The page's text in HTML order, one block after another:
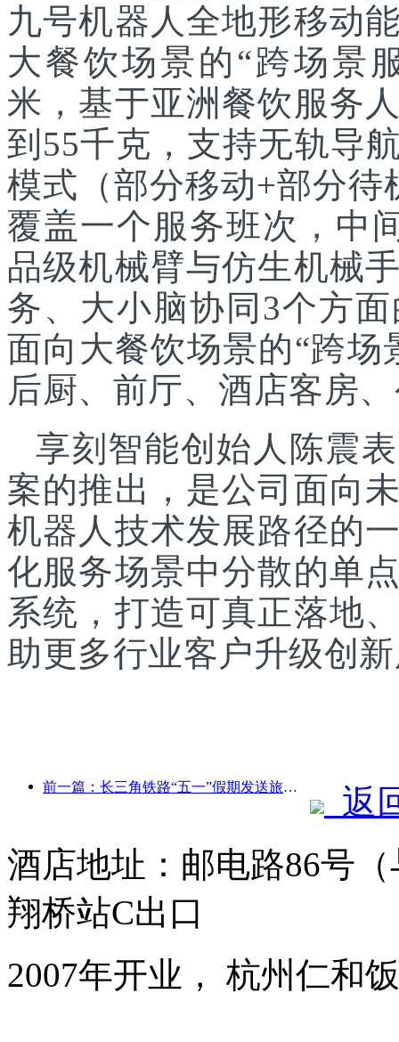
九号机器人全地形移动
大餐饮场景的“跨场景
米，基于亚洲餐饮服务
到55千克，支持无轨导
模式（部分移动+部分待
覆盖一个服务班次，中
品级机械臂与仿生机械
务、大小脑协同3个方
面向大餐饮场景的“跨
后厨、前厅、酒店客房
享刻智能创始人陈震
案的推出，是公司面向
机器人技术发展路径的
化服务场景中分散的单
系统，打造可真正落地
助更多行业客户升级创
前一篇：长三角铁路“五一”假期发送旅客超2138万人次
返
酒店地址：邮电路86号
翔桥站C出口
2007年开业， 杭州仁